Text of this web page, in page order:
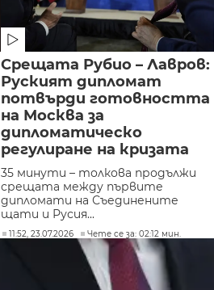
Срещата Рубио – Лавров:
Руският дипломат
потвърди готовността
на Москва за
дипломатическо
регулиране на кризата
35 минути – толкова продължи
срещата между първите
дипломати на Съединените
щати и Русия...
11:52, 23.07.2026 Чете се за: 02:12 мин.